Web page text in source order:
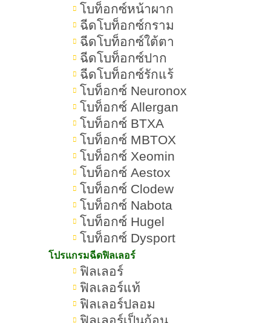
โบท็อกซ์หน้าผาก
ฉีดโบท็อกซ์กราม
ฉีดโบท็อกซ์ใต้ตา
ฉีดโบท็อกซ์ปาก
ฉีดโบท็อกซ์รักแร้
โบท็อกซ์ Neuronox
โบท็อกซ์ Allergan
โบท็อกซ์ BTXA
โบท็อกซ์ MBTOX
โบท็อกซ์ Xeomin
โบท็อกซ์ Aestox
โบท็อกซ์ Clodew
โบท็อกซ์ Nabota
โบท็อกซ์ Hugel
โบท็อกซ์ Dysport
โปรแกรมฉีดฟิลเลอร์
ฟิลเลอร์
ฟิลเลอร์แท้
ฟิลเลอร์ปลอม
ฉีดฟิลเลอร์ห้ามกินอะไรบ้าง ถ้ากินจะมีผลข้างเคียง
ไหม
หลังฉีดฟิลเลอร์ห้ามกินอะไรบ้าง? มาเช็
กลิสต์อาหารอันตรายที่เสี่ยงทำให้หน้า